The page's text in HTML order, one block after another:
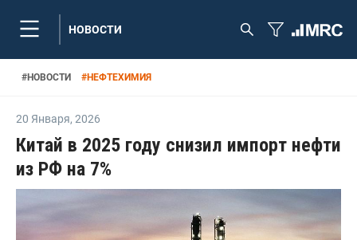
НОВОСТИ
#НОВОСТИ #НЕФТЕХИМИЯ
20 Января, 2026
Китай в 2025 году снизил импорт нефти
из РФ на 7%